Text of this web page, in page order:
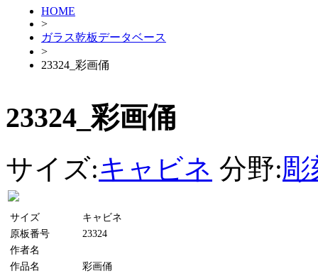
HOME
>
ガラス乾板データベース
>
23324_彩画俑
23324_彩画俑
サイズ:キャビネ 分野:彫
サイズ
キャビネ
原板番号
23324
作者名
作品名
彩画俑